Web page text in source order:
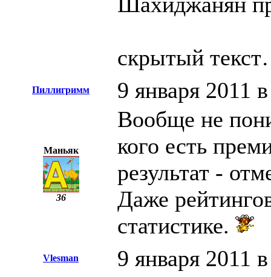
скрытый
Пиллигримм 9 января 2011
Маньяк
36
Вообще не
кого есть
результат -
Даже
статистике.
Vlesman 9 января 2011